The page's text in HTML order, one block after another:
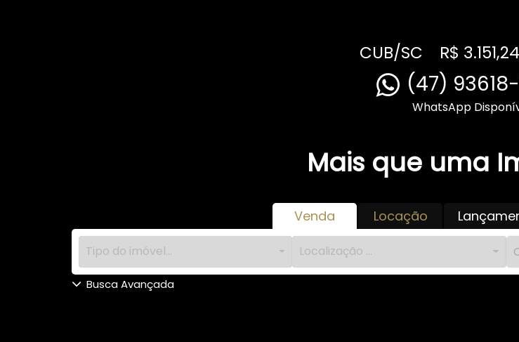
CUB/SC R$
(47)
WhatsApp
Mais que uma
Venda Locação
Tipo do imóvel... Localização ...
Busca Avançada